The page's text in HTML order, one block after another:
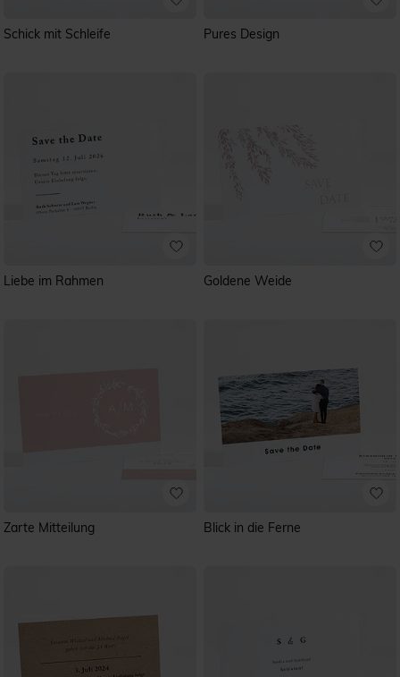
Schick mit Schleife Pures Design
Liebe im Rahmen Goldene Weide
Zarte Mitteilung Blick in die Ferne